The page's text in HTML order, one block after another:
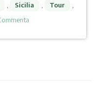
Sicilia Tour